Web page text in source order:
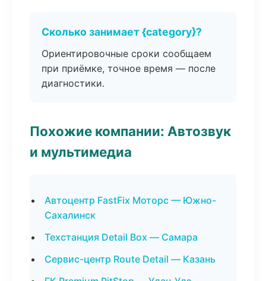
Сколько занимает {category}?
Ориентировочные сроки сообщаем
при приёмке, точное время — после
диагностики.
Похожие компании: Автозвук
и мультимедиа
Автоцентр FastFix Моторс — Южно-
Сахалинск
Техстанция Detail Box — Самара
Сервис-центр Route Detail — Казань